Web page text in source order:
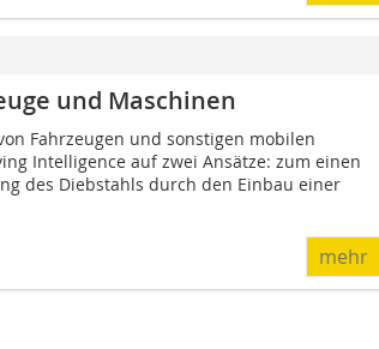
und Maschinen
Fahrzeugen und sonstigen mobilen
Intelligence auf zwei Ansätze: zum einen
des Diebstahls durch den Einbau einer
mehr